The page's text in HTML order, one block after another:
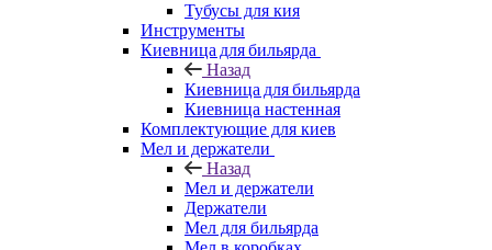
Тубусы для кия
Инструменты
Киевница для бильярда
Назад
Киевница для бильярда
Киевница настенная
Комплектующие для киев
Мел и держатели
Назад
Мел и держатели
Держатели
Мел для бильярда